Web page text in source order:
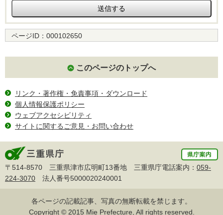
ページID： 000102650
このページのトップへ
リンク・著作権・免責事項・ダウンロード
個人情報保護ポリシー
ウェブアクセシビリティ
サイトに関するご意見・お問い合わせ
〒514-8570 三重県津市広明町13番地 三重県庁電話案内： 059-
224-3070 法人番号5000020240001
各ページの記載記事、写真の無断転載を禁じます。
Copyright © 2015 Mie Prefecture, All rights reserved.